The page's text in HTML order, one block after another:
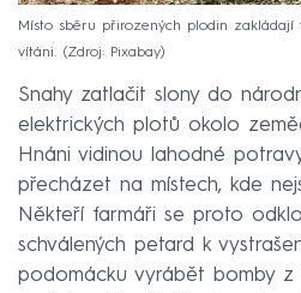
Místo sběru přirozených plodin
vítáni.
Zdroj: Pixabay
Snahy zatlačit slony do
elektrických plotů okolo
Hnáni vidinou lahodné
přecházet na místech, kde
Někteří farmáři se proto
schválených petard k
podomácku vyrábět bomby z